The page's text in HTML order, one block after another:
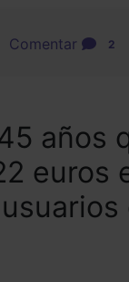
Comentar 2
años
euros